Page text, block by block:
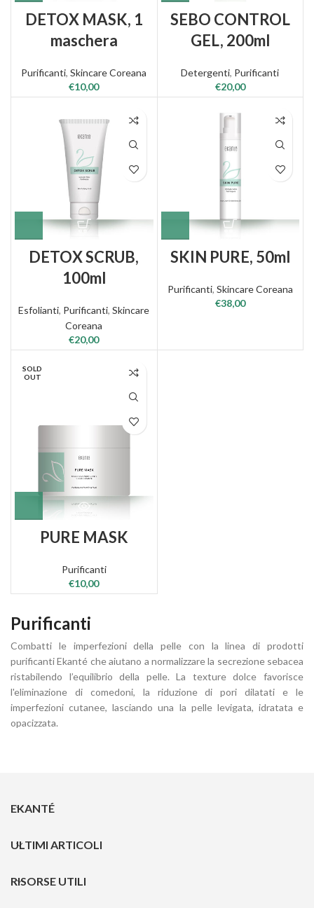
DETOX MASK, 1
maschera
Purificanti,Skincare Coreana
€10,00
SEBO CONTROL
GEL, 200ml
Detergenti, Purificanti
€20,00
DETOX SCRUB,
100ml
Esfolianti, Purificanti,Skincare
Coreana
€20,00
SKIN PURE, 50ml
Purificanti, Skincare Coreana
€38,00
SOLD
OUT
PURE MASK
Purificanti
€10,00
Purificanti
Combatti le imperfezioni della pelle con la linea di prodotti
purificanti Ekanté che aiutano a normalizzare la secrezione sebacea
ristabilendo l’equilibrio della pelle. La texture dolce favorisce
l'eliminazione di comedoni, la riduzione di pori dilatati e le
imperfezioni cutanee, lasciando una la pelle levigata, idratata e
opacizzata.
EKANTÉ
ULTIMI ARTICOLI
RISORSE UTILI